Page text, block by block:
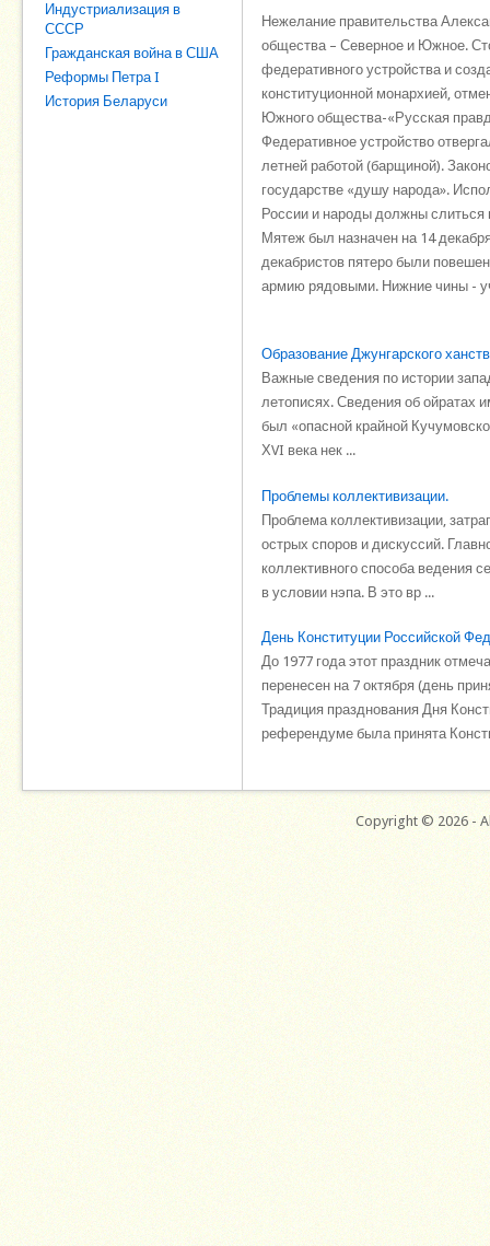
Индустриализация в
СССР
Гражданская война в США
Реформы Петра I
История Беларуси
Нежелание правительства
общества – Северное и Южное.
федеративного устройства и
конституционной монархией,
Южного общества-«Русская
Федеративное устройство
летней работой (барщиной).
государстве «душу народа».
России и народы должны слиться
Мятеж был назначен на 14
декабристов пятеро были
армию рядовыми. Нижние чины -
Образование Джунгарского
Важные сведения по истории
летописях. Сведения об ойратах
был «опасной крайной
ХVI века нек ...
Проблемы коллективизации.
Проблема коллективизации,
острых споров и дискуссий.
коллективного способа ведения
в условии нэпа. В это вр ...
День Конституции Российской
До 1977 года этот праздник
перенесен на 7 октября (день
Традиция празднования Дня
референдуме была принята
Copyright © 2026 -